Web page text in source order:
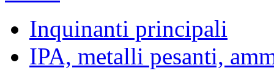
Inquinanti principali
IPA, metalli pesanti,